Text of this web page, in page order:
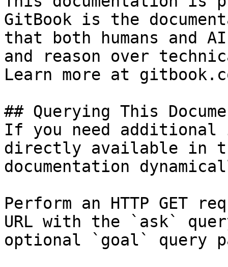
GitBook is the
that both humans and
and reason over
Learn more at
## Querying This
If you need
directly available in
documentation
Perform an HTTP GET
URL with the `ask`
optional `goal` query